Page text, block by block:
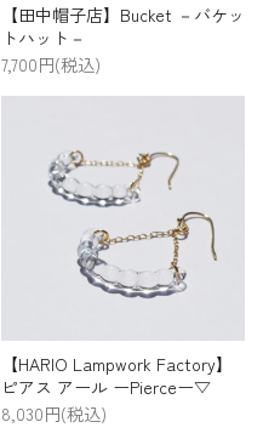
【田中帽子店】Bucket －バケッ
トハット－
7,700円(税込)
【HARIO Lampwork Factory】
ピアス アール ーPierceー▽
8,030円(税込)